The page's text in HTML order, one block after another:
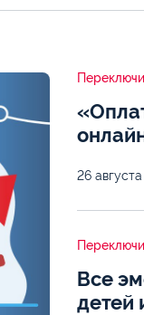
26 августа
Все
детей